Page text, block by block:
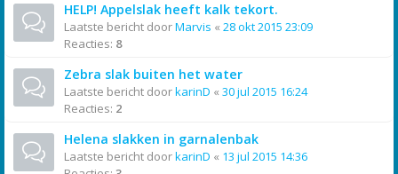
HELP! Appelslak heeft kalk tekort.
Laatste bericht doorMarvis « 28 okt 2015 23:09
Reacties: 8
Zebra slak buiten het water
Laatste bericht doorkarinD « 30 jul 2015 16:24
Reacties: 2
Helena slakken in garnalenbak
Laatste bericht doorkarinD « 13 jul 2015 14:36